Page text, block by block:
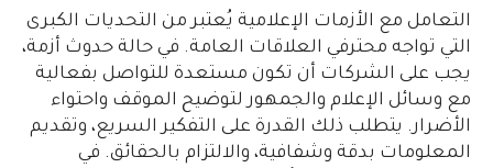
التعامل مع الأزمات الإعلامية يُعتبر من التحديات الكبرى
التي تواجه محترفي العلاقات العامة. في حالة حدوث أزمة،
يجب على الشركات أن تكون مستعدة للتواصل بفعالية
مع وسائل الإعلام والجمهور لتوضيح الموقف واحتواء
الأضرار. يتطلب ذلك القدرة على التفكير السريع، وتقديم
المعلومات بدقة وشفافية، والالتزام بالحقائق. في